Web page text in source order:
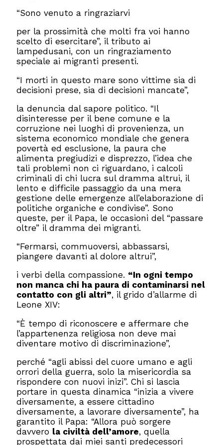
“Sono venuto a ringraziarvi
per la prossimità che molti fra voi hanno
scelto di esercitare”, il tributo ai
lampedusani, con un ringraziamento
speciale ai migranti presenti.
“I morti in questo mare sono vittime sia di
decisioni prese, sia di decisioni mancate”,
la denuncia dal sapore politico. “Il
disinteresse per il bene comune e la
corruzione nei luoghi di provenienza, un
sistema economico mondiale che genera
povertà ed esclusione, la paura che
alimenta pregiudizi e disprezzo, l’idea che
tali problemi non ci riguardano, i calcoli
criminali di chi lucra sul dramma altrui, il
lento e difficile passaggio da una mera
gestione delle emergenze all’elaborazione di
politiche organiche e condivise”. Sono
queste, per il Papa, le occasioni del “passare
oltre” il dramma dei migranti.
“Fermarsi, commuoversi, abbassarsi,
piangere davanti al dolore altrui”,
i verbi della compassione. “In ogni tempo
non manca chi ha paura di contaminarsi nel
contatto con gli altri”, il grido d’allarme di
Leone XIV:
“È tempo di riconoscere e affermare che
l’appartenenza religiosa non deve mai
diventare motivo di discriminazione”,
perché “agli abissi del cuore umano e agli
orrori della guerra, solo la misericordia sa
rispondere con nuovi inizi”. Chi si lascia
portare in questa dinamica “inizia a vivere
diversamente, a essere cittadino
diversamente, a lavorare diversamente”, ha
garantito il Papa: “Allora può sorgere
davvero la civiltà dell’amore, quella
prospettata dai miei santi predecessori